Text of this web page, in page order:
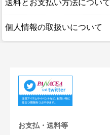
送料とお支払い方法について
個人情報の取扱いについて
お支払・送料等